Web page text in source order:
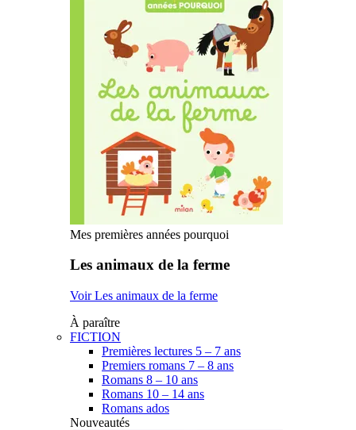
Mes premières années pourquoi
Les animaux de la ferme
Voir Les animaux de la ferme
À paraître
FICTION
Premières lectures 5 – 7 ans
Premiers romans 7 – 8 ans
Romans 8 – 10 ans
Romans 10 – 14 ans
Romans ados
Nouveautés